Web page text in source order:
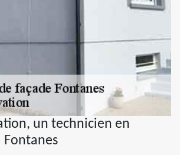
un technicien en
Fontanes